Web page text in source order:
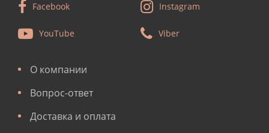
Facebook Instagram
YouTube Viber
О компании
Вопрос-ответ
Доставка и оплата